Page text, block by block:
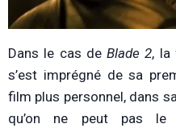
Dans le cas deBlade 2, la
s’est imprégné de sa
film plus personnel, dans
qu’on ne peut pas le